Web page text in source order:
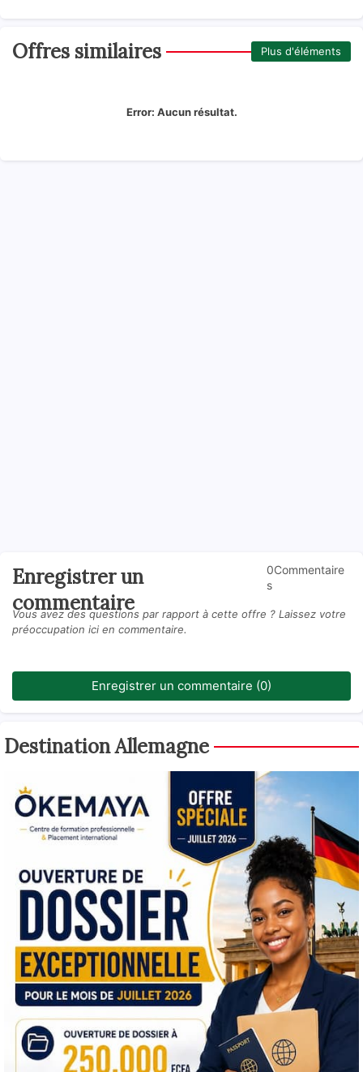
Offres similaires Plus d'éléments
Error: Aucun résultat.
Enregistrer un
commentaire
0Commentaire
s
Vous avez des questions par rapport à cette offre ? Laissez votre
préoccupation ici en commentaire.
Enregistrer un commentaire (0)
Destination Allemagne